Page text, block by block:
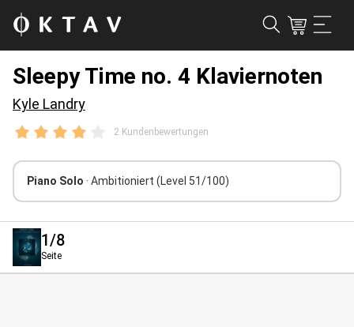
Sleepy Time no. 4 Klaviernoten
Kyle Landry
2 Kundenbewertungen
Piano Solo · Ambitioniert (Level 51/100)
1/8
Seite